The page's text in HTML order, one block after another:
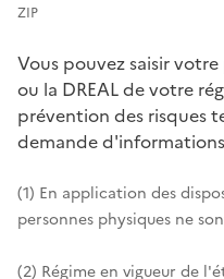
ZIP
Vous pouvez saisir
ou la DREAL de votre
prévention des risques
demande
(1) En application des
personnes physiques ne
(2) Régime en vigueur de